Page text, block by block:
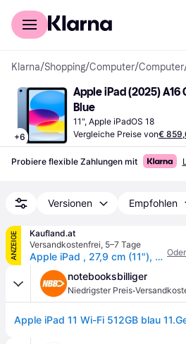
Für Shopper
Klarna/Shopping/Computer/Computer
+6
Apple iPad (2025) A16
Blue
11", Apple iPadOS 18
Vergleiche Preise von€
Probiere flexible Zahlungen mit
Versionen Empfohlen
ANZEIGE
Kaufland.at
Versandkostenfrei, 5–7 Tage
Apple iPad , 27,9 cm (11"), 2360 x 1640 Pixel, 512 GB, iPadOS 18, 477 g, Blau
notebooksbilliger
Niedrigster Preis·